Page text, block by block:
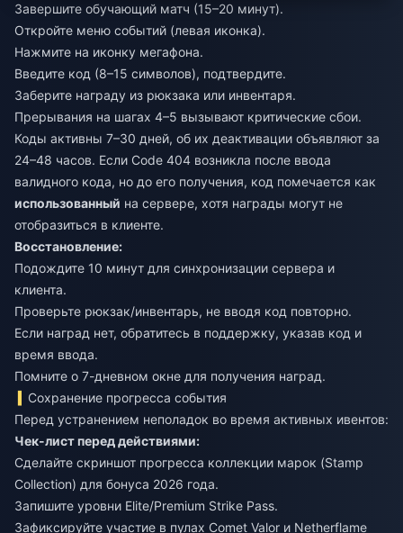
Завершите обучающий матч (15–20 минут).
Откройте меню событий (левая иконка).
Нажмите на иконку мегафона.
Введите код (8–15 символов), подтвердите.
Заберите награду из рюкзака или инвентаря.
Прерывания на шагах 4–5 вызывают критические сбои.
Коды активны 7–30 дней, об их деактивации объявляют за
24–48 часов. Если Code 404 возникла после ввода
валидного кода, но до его получения, код помечается как
использованный на сервере, хотя награды могут не
отобразиться в клиенте.
Восстановление:
Подождите 10 минут для синхронизации сервера и
клиента.
Проверьте рюкзак/инвентарь, не вводя код повторно.
Если наград нет, обратитесь в поддержку, указав код и
время ввода.
Помните о 7-дневном окне для получения наград.
Сохранение прогресса события
Перед устранением неполадок во время активных ивентов:
Чек-лист перед действиями:
Сделайте скриншот прогресса коллекции марок (Stamp
Collection) для бонуса 2026 года.
Запишите уровни Elite/Premium Strike Pass.
Зафиксируйте участие в пулах Comet Valor и Netherflame